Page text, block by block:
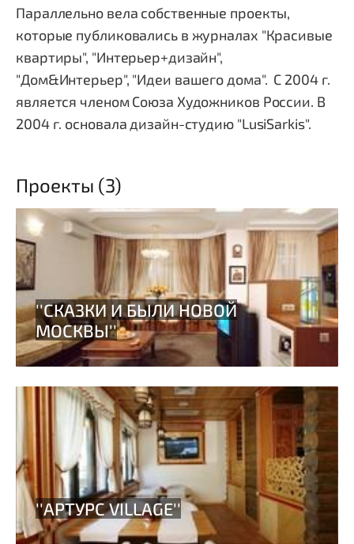
Параллельно вела собственные проекты,
которые публиковались в журналах "Красивые
квартиры", "Интерьер+дизайн",
"Дом&Интерьер", "Идеи вашего дома". С 2004 г.
является членом Союза Художников России. В
2004 г. основала дизайн-студию "LusiSarkis".
Проекты (3)